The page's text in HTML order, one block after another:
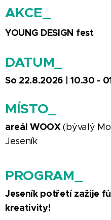
AKCE_
YOUNG DESIGN fest
DATUM_
So 22.8.2026 | 10.30 -
MÍSTO_
areál WOOX(bývalý
Jeseník
PROGRAM_
Jeseník potřetí zažije
kreativity!